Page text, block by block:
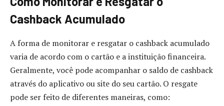
Cashback Acumulado
A forma de monitorar e resgatar o cashback acumulado
varia de acordo com o cartão e a instituição financeira.
Geralmente, você pode acompanhar o saldo de cashback
através do aplicativo ou site do seu cartão. O resgate
pode ser feito de diferentes maneiras, como: